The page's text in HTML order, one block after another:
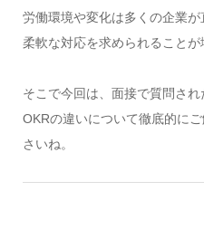
労働環境や変化は多くの企業
柔軟な対応を求められることが
そこで今回は、面接で質問さ
OKRの違いについて徹底的に
さいね。